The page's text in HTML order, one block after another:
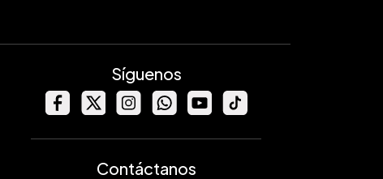
Síguenos
Contáctanos